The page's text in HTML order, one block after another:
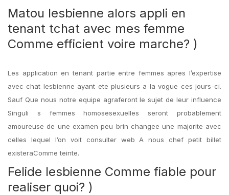
Matou lesbienne alors appli en
tenant tchat avec mes femme
Comme efficient voire marche? )
Les application en tenant partie entre femmes apres l’expertise
avec chat lesbienne ayant ete plusieurs a la vogue ces jours-ci.
Sauf Que nous notre equipe agraferont le sujet de leur influence
Singuli s femmes homosesexuelles seront probablement
amoureuse de une examen peu brin changee une majorite avec
celles lequel l’on voit consulter web A nous chef petit billet
existeraComme teinte.
Felide lesbienne Comme fiable pour
realiser quoi? )